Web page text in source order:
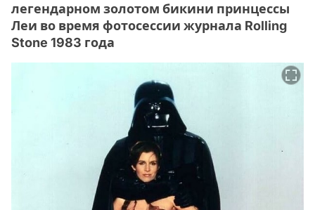
легендарном золотом бикини принцессы
Леи во время фотосессии журнала Rolling
Stone 1983 года